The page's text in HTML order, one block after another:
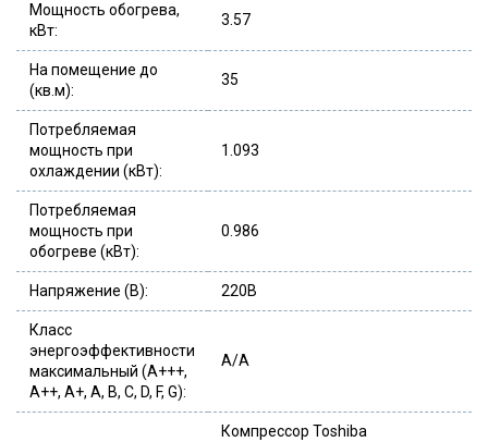
Мощность обогрева,
кВт:
3.57
На помещение до
(кв.м):
35
Потребляемая
мощность при
охлаждении (кВт):
1.093
Потребляемая
мощность при
обогреве (кВт):
0.986
Напряжение (В): 220В
Класс
энергоэффективности
максимальный (A+++,
A++, A+, A, B, C, D, F, G):
A/A
Компрессор Toshiba